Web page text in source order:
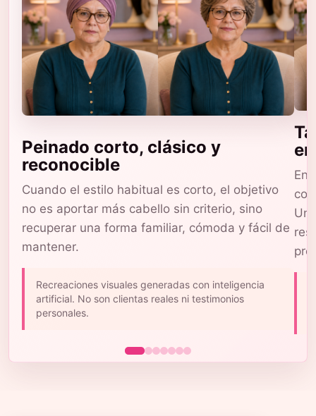
Peinado corto, clásico y
reconocible
Cuando el estilo habitual es corto, el objetivo
no es aportar más cabello sin criterio, sino
recuperar una forma familiar, cómoda y fácil de
mantener.
Recreaciones visuales generadas con inteligencia
artificial. No son clientas reales ni testimonios
personales.
En